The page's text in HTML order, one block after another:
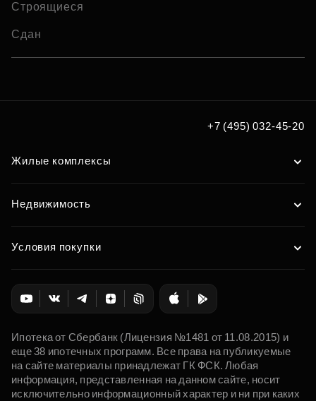
Строящиеся
Сдан
+7 (495) 032-45-20
Жилые комплексы
Недвижимость
Условия покупки
Ипотека от Сбербанк (Лицензия №1481 от 11.08.2015) и
еще 38 ипотечных программ. Все права на публикуемые
на сайте материалы принадлежат ГК ФСК. Любая
информация, представленная на данном сайте, носит
исключительно информационный характер и ни при каких